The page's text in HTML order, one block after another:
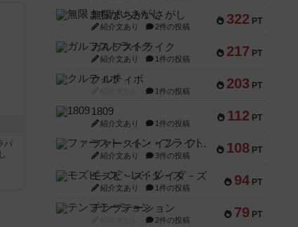
パ
322 PT
無限まちがいさがし
紹介文あり 2件の投稿
217 PT
ガルフストライク
紹介文あり 1件の投稿
203 PT
クルティボ
1件の投稿
112 PT
1809
紹介文あり 1件の投稿
108 PT
ファースト・イン・フライト
紹介文あり 3件の投稿
94 PT
モズビ－ズ・レイダ－ズ
紹介文あり 1件の投稿
79 PT
テンプテーション
2件の投稿